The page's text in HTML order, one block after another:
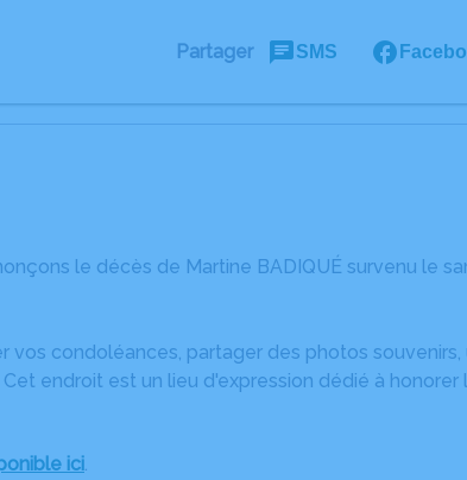
Partager SMS
le décès de Martine BADIQUÉ survenu le
vos condoléances, partager des photos
endroit est un lieu d'expression dédié à honorer
ici.